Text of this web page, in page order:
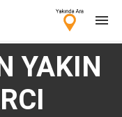
YAKIN